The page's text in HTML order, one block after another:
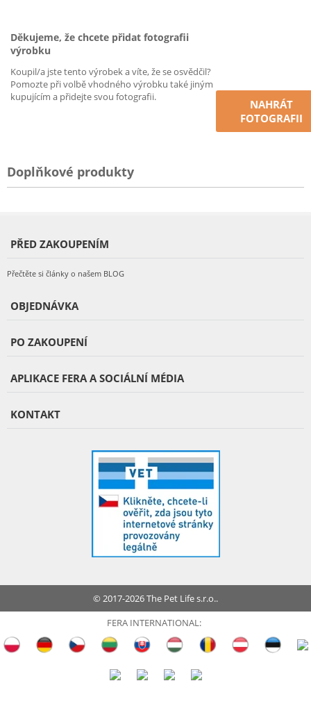
Děkujeme, že chcete přidat fotografii
výrobku
Koupil/a jste tento výrobek a víte, že se osvědčil?
Pomozte při volbě vhodného výrobku také jiným
kupujícím a přidejte svou fotografii.
NAHRÁT
FOTOGRAFII
Doplňkové produkty
PŘED ZAKOUPENÍM
Přečtěte si články o našem BLOG
OBJEDNÁVKA
PO ZAKOUPENÍ
APLIKACE FERA A SOCIÁLNÍ MÉDIA
KONTAKT
© 2017-2026 The Pet Life s.r.o..
FERA INTERNATIONAL: